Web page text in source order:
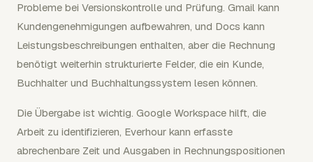
Probleme bei Versionskontrolle und Prüfung. Gmail kann
Kundengenehmigungen aufbewahren, und Docs kann
Leistungsbeschreibungen enthalten, aber die Rechnung
benötigt weiterhin strukturierte Felder, die ein Kunde,
Buchhalter und Buchhaltungssystem lesen können.
Die Übergabe ist wichtig. Google Workspace hilft, die
Arbeit zu identifizieren, Everhour kann erfasste
abrechenbare Zeit und Ausgaben in Rechnungspositionen